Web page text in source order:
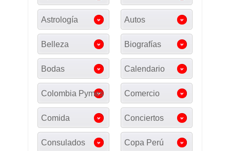
Astrología Autos
Belleza Biografías
Bodas Calendario
Colombia Pymes Comercio
Comida Conciertos
Consulados Copa Perú